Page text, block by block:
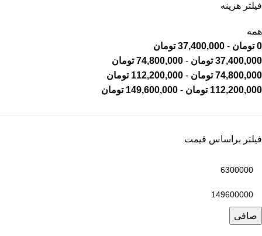
فیلتر هزینه
همه
0 تومان -
37,400,000 تومان
37,400,000 تومان -
74,800,000 تومان
74,800,000 تومان -
112,200,000 تومان
112,200,000 تومان -
149,600,000 تومان
فیلتر براساس قیمت
صافی